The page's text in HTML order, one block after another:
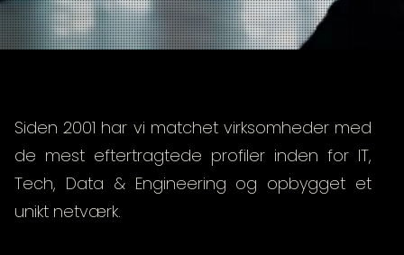
​Siden 2001 har vi matchet virksomheder med
de mest eftertragtede profiler inden for IT,
Tech, Data & Engineering og opbygget et
unikt netværk. ​